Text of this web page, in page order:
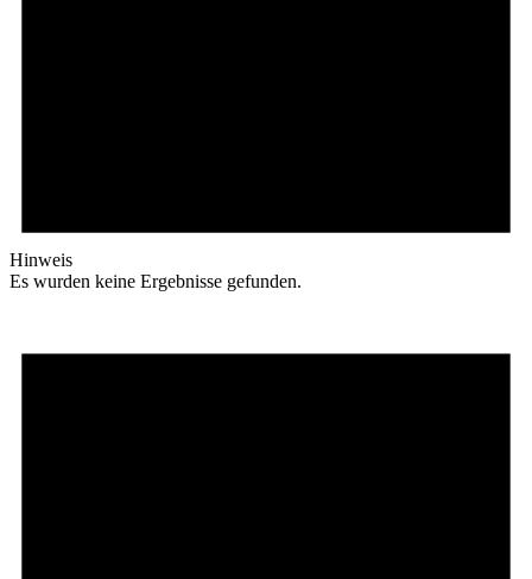
Hinweis
Es wurden keine Ergebnisse gefunden.